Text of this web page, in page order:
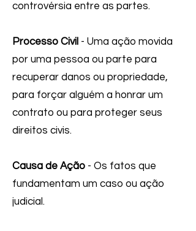
controvérsia entre as partes.
Processo Civil - Uma ação movida
por uma pessoa ou parte para
recuperar danos ou propriedade,
para forçar alguém a honrar um
contrato ou para proteger seus
direitos civis.
Causa de Ação - Os fatos que
fundamentam um caso ou ação
judicial.